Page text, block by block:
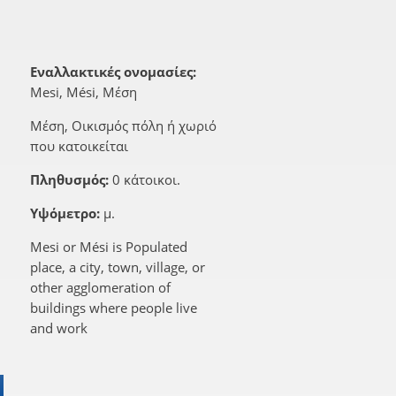
Εναλλακτικές ονομασίες:
Mesi, Mési, Μέση
Μέση, Οικισμός πόλη ή χωριό
που κατοικείται
Πληθυσμός: 0 κάτοικοι.
Υψόμετρο: μ.
Mesi or Mési is Populated
place, a city, town, village, or
other agglomeration of
buildings where people live
and work